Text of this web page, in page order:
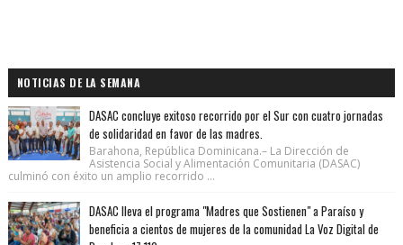
NOTICIAS DE LA SEMANA
DASAC concluye exitoso recorrido por el Sur con cuatro jornadas
de solidaridad en favor de las madres.
Barahona, República Dominicana.– La Dirección de
Asistencia Social y Alimentación Comunitaria (DASAC)
culminó con éxito un amplio recorrido ...
DASAC lleva el programa "Madres que Sostienen" a Paraíso y
beneficia a cientos de mujeres de la comunidad La Voz Digital de